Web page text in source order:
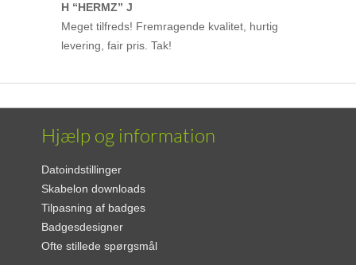
H “HERMZ” J
Meget tilfreds! Fremragende kvalitet, hurtig
levering, fair pris. Tak!
Hjælp og information
Datoindstillinger
Skabelon downloads
Tilpasning af badges
Badgesdesigner
Ofte stillede spørgsmål